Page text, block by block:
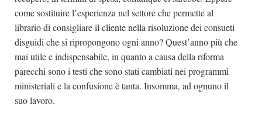
come sostituire l’esperienza nel settore che permette al
librario di consigliare il cliente nella risoluzione dei consueti
disguidi che si ripropongono ogni anno? Quest’anno più che
mai utile e indispensabile, in quanto a causa della riforma
parecchi sono i testi che sono stati cambiati nei programmi
ministeriali e la confusione è tanta. Insomma, ad ognuno il
suo lavoro.